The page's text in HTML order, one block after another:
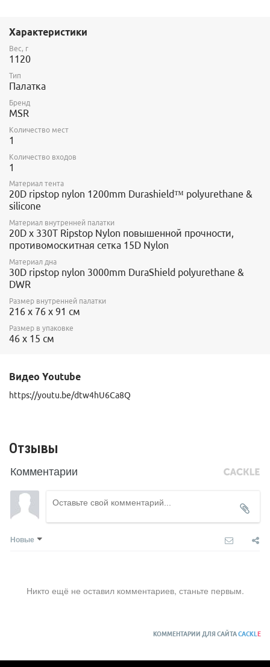
Комфортная:конфигурация стоек обеспечивает максимум
внутреннего пространства, вход StayDry
попадания влаги в палатку, а большой тамбур удобен для
Легко устанавливается:
прочной и легкой в использовании.
Универсальная:
палатка для повышенной защиты или в виде внешнего тента с
Объем внутренней палатки: 736 литров
Объем тамбура: 241 литр
Дополнительный пол в комплект не входит.
Характеристики
Вес, г
1120
Тип
Палатка
Бренд
MSR
Количество мест
1
Количество входов
1
Материал тента
20D ripstop nylon 1200mm Durashield™ polyurethane &
silicone
Материал внутренней палатки
20D x 330T Ripstop Nylon повышенной прочности,
противомоскитная сетка 15D Nylon
Материал дна
30D ripstop nylon 3000mm DuraShield polyurethane &
DWR
Размер внутренней палатки
216 х 76 х 91 см
Размер в упаковке
46 х 15 см
Видео Youtube
https://youtu.be/dtw4hU6Ca8Q
Отзывы
Комментарии
Новые
Никто ещё не оставил комментариев, станьте первым.
КОММЕНТАРИИ ДЛЯ САЙТАCACKLE